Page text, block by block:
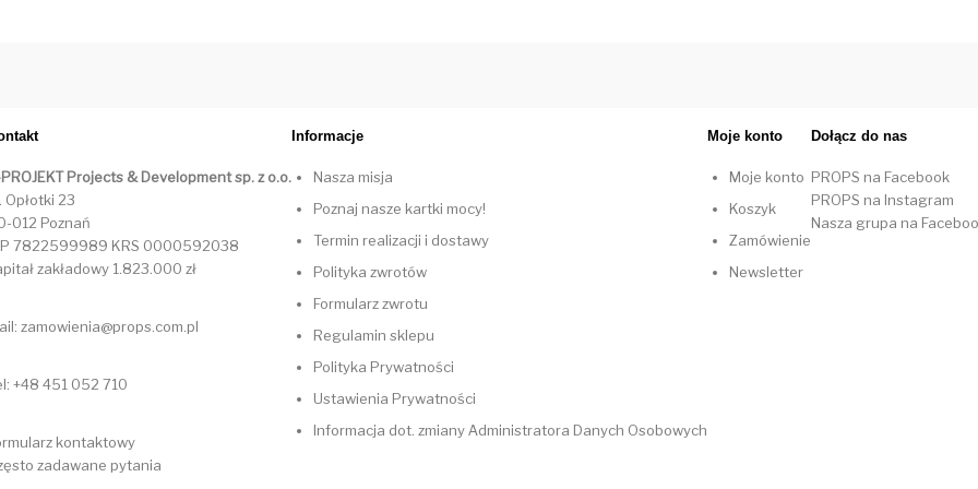
Projects & Development sp. z o.o.
Opłotki 23
012 Poznań
7822599989 KRS 0000592038
zakładowy 1.823.000 zł
zamowienia@props.com.pl
+48 451 052 710
kontaktowy
zadawane pytania
Informacje
Nasza misja
Poznaj nasze kartki mocy!
Termin realizacji i dostawy
Polityka zwrotów
Formularz zwrotu
Regulamin sklepu
Polityka Prywatności
Ustawienia Prywatności
Informacja dot. zmiany Administratora Danych Osobowych
Moje konto
Moje konto
Koszyk
Zamówienie
Newsletter
Dołącz do nas
PROPS na Facebook
PROPS na Instagram
Nasza grupa na